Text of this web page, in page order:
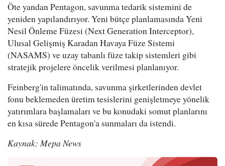
Öte yandan Pentagon, savunma tedarik sistemini de
yeniden yapılandırıyor. Yeni bütçe planlamasında Yeni
Nesil Önleme Füzesi (Next Generation Interceptor),
Ulusal Gelişmiş Karadan Havaya Füze Sistemi
(NASAMS) ve uzay tabanlı füze takip sistemleri gibi
stratejik projelere öncelik verilmesi planlanıyor.
Feinberg'in talimatında, savunma şirketlerinden devlet
fonu beklemeden üretim tesislerini genişletmeye yönelik
yatırımlara başlamaları ve bu konudaki somut planlarını
en kısa sürede Pentagon'a sunmaları da istendi.
Kaynak: Mepa News